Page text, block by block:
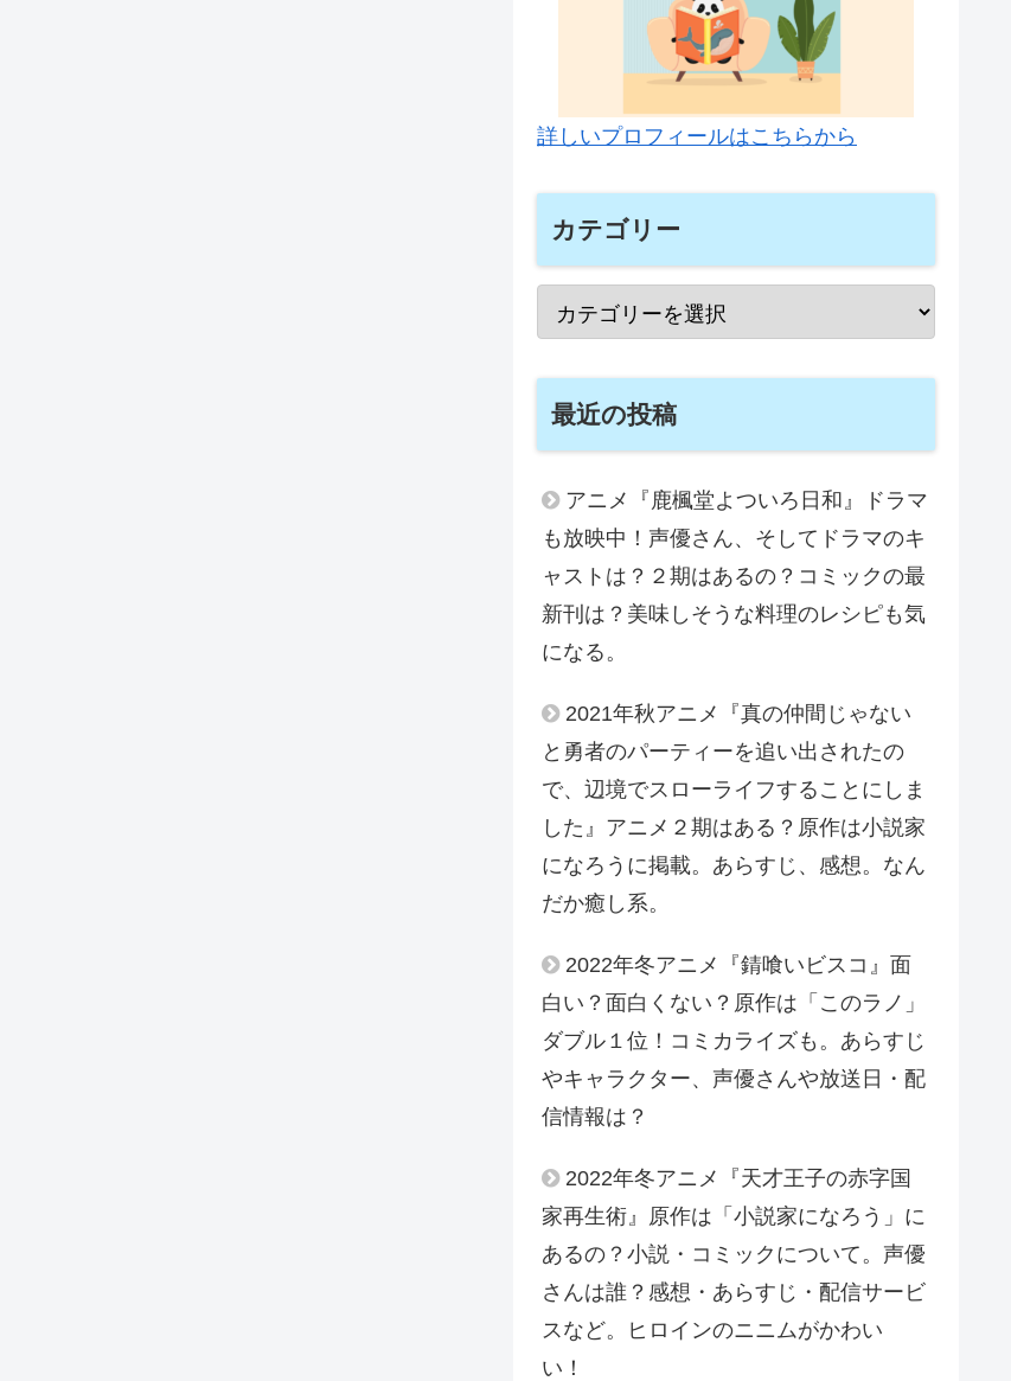
詳しいプロフィールはこちらから
カテゴリー
最近の投稿
アニメ『鹿楓堂よついろ日和』ドラマ
も放映中！声優さん、そしてドラマのキ
ャストは？２期はあるの？コミックの最
新刊は？美味しそうな料理のレシピも気
になる。
2021年秋アニメ『真の仲間じゃない
と勇者のパーティーを追い出されたの
で、辺境でスローライフすることにしま
した』アニメ２期はある？原作は小説家
になろうに掲載。あらすじ、感想。なん
だか癒し系。
2022年冬アニメ『錆喰いビスコ』面
白い？面白くない？原作は「このラノ」
ダブル１位！コミカライズも。あらすじ
やキャラクター、声優さんや放送日・配
信情報は？
2022年冬アニメ『天才王子の赤字国
家再生術』原作は「小説家になろう」に
あるの？小説・コミックについて。声優
さんは誰？感想・あらすじ・配信サービ
スなど。ヒロインのニニムがかわい
い！